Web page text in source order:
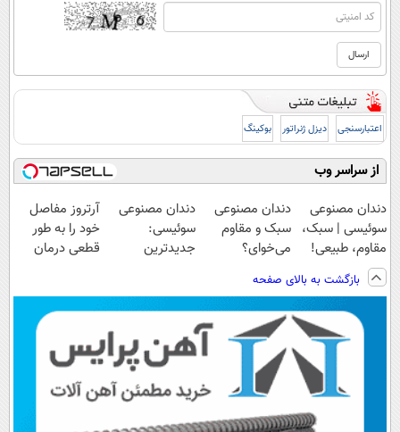
اعتبارسنجی دیزل ژنراتور بوکینگ
از سراسر وب
دندان مصنوعی
سوئیسی | سبک،
مقاوم، طبیعی!
ویزیت
رایگان+پرداخت
اقساطی😍
دندان مصنوعی
سبک و مقاوم
می‌خوای؟
هم داریم!😍 |
📍تهران
دندان مصنوعی
سوئیسی:
جدیدترین
پرداخت قسطی
آرتروز مفاصل
خود را به طور
قطعی درمان
بازگشت به بالای صفحه